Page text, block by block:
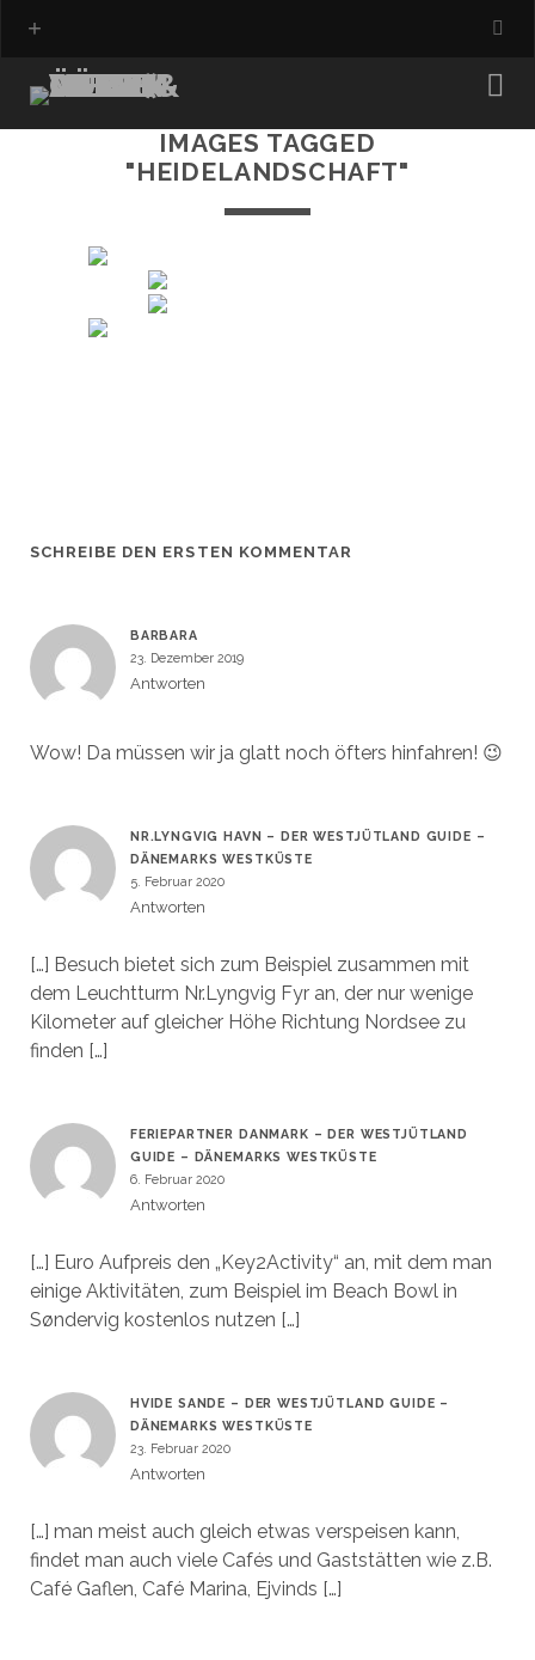
IMAGES TAGGED
"HEIDELANDSCHAFT"
SCHREIBE DEN ERSTEN KOMMENTAR
BARBARA
23. Dezember 2019
Antworten
Wow! Da müssen wir ja glatt noch öfters hinfahren! 😉
NR.LYNGVIG HAVN – DER WESTJÜTLAND GUIDE –
DÄNEMARKS WESTKÜSTE
5. Februar 2020
Antworten
[…] Besuch bietet sich zum Beispiel zusammen mit
dem Leuchtturm Nr.Lyngvig Fyr an, der nur wenige
Kilometer auf gleicher Höhe Richtung Nordsee zu
finden […]
FERIEPARTNER DANMARK – DER WESTJÜTLAND
GUIDE – DÄNEMARKS WESTKÜSTE
6. Februar 2020
Antworten
[…] Euro Aufpreis den „Key2Activity“ an, mit dem man
einige Aktivitäten, zum Beispiel im Beach Bowl in
Søndervig kostenlos nutzen […]
HVIDE SANDE – DER WESTJÜTLAND GUIDE –
DÄNEMARKS WESTKÜSTE
23. Februar 2020
Antworten
[…] man meist auch gleich etwas verspeisen kann,
findet man auch viele Cafés und Gaststätten wie z.B.
Café Gaflen, Café Marina, Ejvinds […]